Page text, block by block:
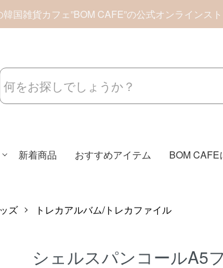
韓国雑貨カフェ”BOM CAFE”の公式オンラインス
新着商品 おすすめアイテム BOM CAFE
ズ トレカアルバム/トレカファイル
シェルスパンコールA5